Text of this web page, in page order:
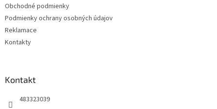
Obchodné podmienky
Podmienky ochrany osobných údajov
Reklamace
Kontakty
Kontakt
483323039